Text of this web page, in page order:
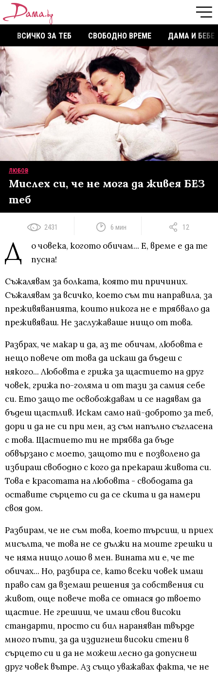
ВСИЧКО ЗА ТЕБ СВОБОДНО ВРЕМЕ ДАМА И БЕБЕ
ЛЮБОВ
Мислех си, че не мога да живея БЕЗ
теб
2431 6 мин 12
Д
о човека, когото обичам... Е, време е да те
пусна!
Съжалявам за болката, която ти причиних.
Съжалявам за всичко, което съм ти направила, за
преживяванията, които никога не е трябвало да
преживяваш. Не заслужаваше нищо от това.
Разбрах, че макар и да, аз те обичам, любовта е
нещо повече от това да искаш да бъдеш с
някого... Любовта е грижа за щастието на друг
човек, грижа по-голяма и от тази за самия себе
си. Ето защо те освобождавам и се надявам да
бъдеш щастлив. Искам само най-доброто за теб,
дори и да не си при мен, аз съм напълно съгласена
с това. Щастието ти не трябва да бъде
обвързано с моето, защото ти е позволено да
избираш свободно с кого да прекараш живота си.
Това е красотата на любовта - свободата да
оставите сърцето си да се скита и да намери
своя дом.
Разбирам, че не съм това, което търсиш, и приех
мисълта, че това не се дължи на моите грешки и
че няма нищо лошо в мен. Вината ми е, че те
обичах... Но, разбира се, като всеки човек имаш
право сам да вземаш решения за собствения си
живот, още повече това се отнася до твоето
щастие. Не грешиш, че имаш свои високи
стандарти, просто си бил нараняван твърде
много пъти, за да издигнеш високи стени в
сърцето си и да не можеш лесно да допуснеш
друг човек вътре. Аз също уважавах факта, че не